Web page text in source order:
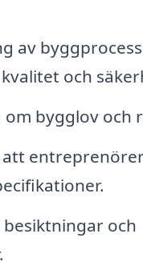
av
och
om bygglov och
att
besiktningar och